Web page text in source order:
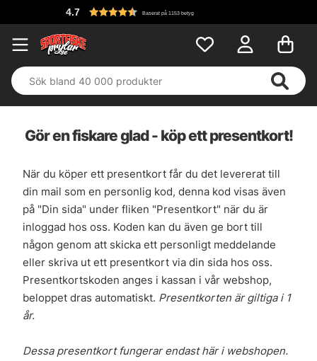
4.7 Baserat på 1153 betyg
Gör en fiskare glad - köp ett presentkort!
När du köper ett presentkort får du det levererat till
din mail som en personlig kod, denna kod visas även
på "Din sida" under fliken "Presentkort" när du är
inloggad hos oss. Koden kan du även ge bort till
någon genom att skicka ett personligt meddelande
eller skriva ut ett presentkort via din sida hos oss.
Presentkortskoden anges i kassan i vår webshop,
beloppet dras automatiskt. Presentkorten är giltiga i 1
år.
Dessa presentkort fungerar endast här i webshopen.